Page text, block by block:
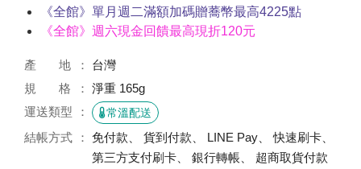
《全館》單月週二滿額加碼贈蕎幣最高4225點
《全館》週六現金回饋最高現折120元
產 地
台灣
規 格
淨重 165g
運送類型
常溫配送
結帳方式
免付款、 貨到付款、 LINE Pay、 快速刷卡、
第三方支付刷卡、 銀行轉帳、 超商取貨付款